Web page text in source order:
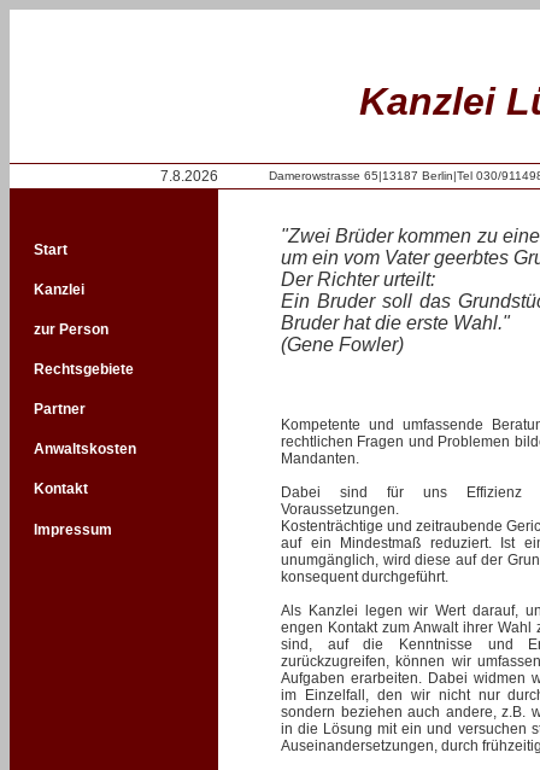
Kanzlei
7.8.2026 Damerowstrasse 65|13187 Berlin|Tel 030/
Start
Kanzlei
zur Person
Rechtsgebiete
Partner
Anwaltskosten
Kontakt
Impressum
"Zwei Brüder kommen zu
um ein vom Vater geerbtes
Der Richter urteilt:
Ein Bruder soll das
Bruder hat die erste Wahl."
(Gene Fowler)
Kompetente und umfassende
rechtlichen Fragen und Problemen
Mandanten.
Dabei sind für uns Effizienz
Voraussetzungen.
Kostenträchtige und zeitraubende
auf ein Mindestmaß reduziert. Ist
unumgänglich, wird diese auf der
konsequent durchgeführt.
Als Kanzlei legen wir Wert darauf,
engen Kontakt zum Anwalt ihrer
sind, auf die Kenntnisse und
zurückzugreifen, können wir
Aufgaben erarbeiten. Dabei widmen
im Einzelfall, den wir nicht nur
sondern beziehen auch andere, z.B.
in die Lösung mit ein und versuchen
Auseinandersetzungen, durch